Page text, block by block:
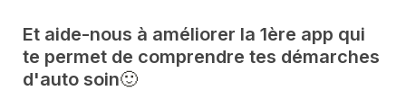
Et aide-nous à améliorer la 1ère app qui
te permet de comprendre tes démarches
d'auto soin🙂​